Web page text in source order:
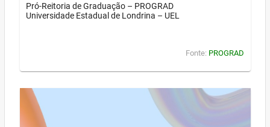
Pró-Reitoria de Graduação – PROGRAD
Universidade Estadual de Londrina – UEL
Fonte: PROGRAD